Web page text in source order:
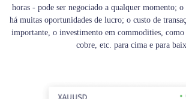
horas - pode ser negociado a qualquer momento;
há muitas oportunidades de lucro; o custo de
importante, o investimento em commodities,
cobre, etc. para cima e para